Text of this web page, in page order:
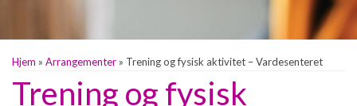
Hjem » Arrangementer » Trening og fysisk aktivitet – Vardesenteret
Trening og fysisk